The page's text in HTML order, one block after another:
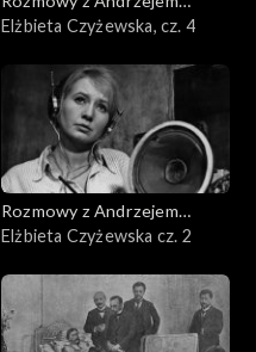
Doboszem
Elżbieta Czyżewska, cz. 4
Rozmowy z Andrzejem
Doboszem
Elżbieta Czyżewska cz. 2